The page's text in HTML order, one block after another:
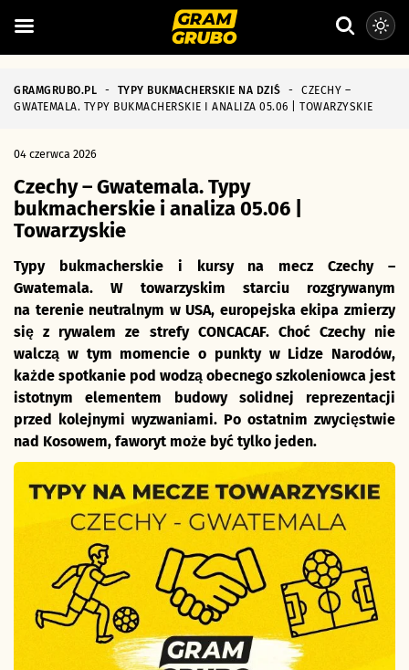
GRAMGRUBO.PL - TYPY BUKMACHERSKIE NA DZIŚ -
CZECHY –
GWATEMALA. TYPY BUKMACHERSKIE I ANALIZA 05.06 | TOWARZYSKIE
04 czerwca 2026
Czechy – Gwatemala. Typy
bukmacherskie i analiza 05.06 |
Towarzyskie
Typy bukmacherskie i kursy na mecz Czechy –
Gwatemala. W towarzyskim starciu rozgrywanym
na terenie neutralnym w USA, europejska ekipa zmierzy
się z rywalem ze strefy CONCACAF. Choć Czechy nie
walczą w tym momencie o punkty w Lidze Narodów,
każde spotkanie pod wodzą obecnego szkoleniowca jest
istotnym elementem budowy solidnej reprezentacji
przed kolejnymi wyzwaniami. Po ostatnim zwycięstwie
nad Kosowem, faworyt może być tylko jeden.